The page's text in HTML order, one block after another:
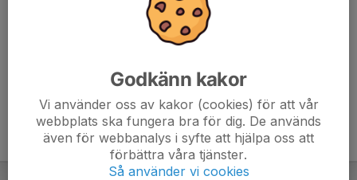
Godkänn kakor
Vi använder oss av kakor (cookies) för att vår
webbplats ska fungera bra för dig. De används
även för webbanalys i syfte att hjälpa oss att
förbättra våra tjänster.
Så använder vi cookies